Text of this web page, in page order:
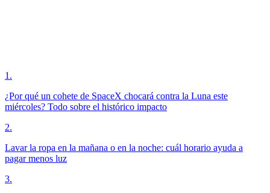
1 .
¿Por qué un cohete de SpaceX chocará contra la Luna este
miércoles? Todo sobre el histórico impacto
2.
Lavar la ropa en la mañana o en la noche: cuál horario ayuda a
pagar menos luz
3.